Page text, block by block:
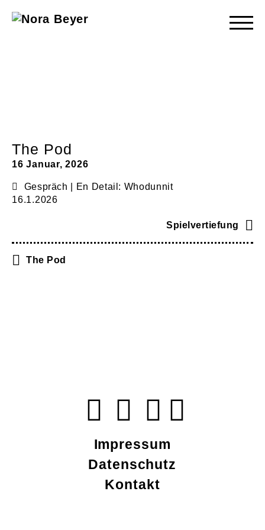
The Pod
16 Januar, 2026
Gespräch | En Detail: Whodunnit
16.1.2026
Spielvertiefung
The Pod
Impressum
Datenschutz
Kontakt